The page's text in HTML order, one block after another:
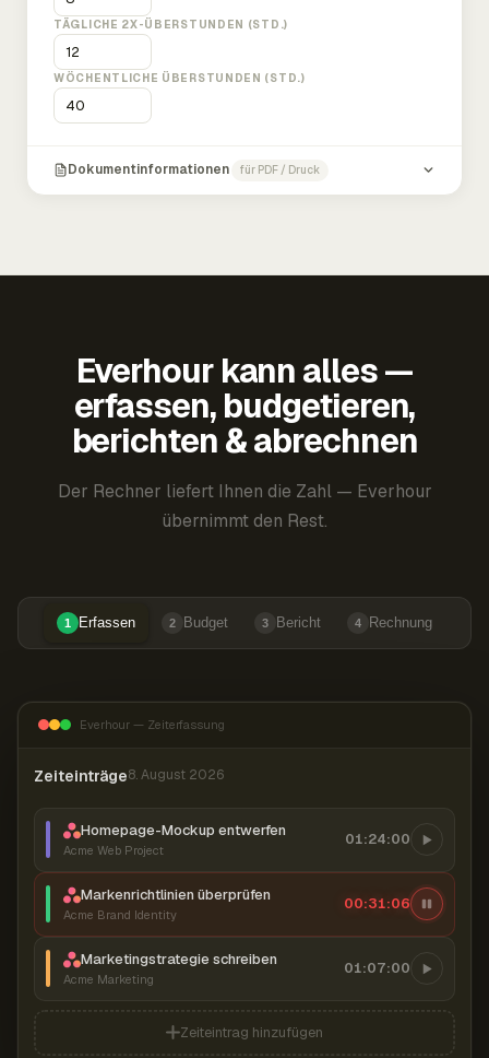
TÄGLICHE 2X-ÜBERSTUNDEN (STD.)
WÖCHENTLICHE ÜBERSTUNDEN (STD.)
Dokumentinformationen für PDF / Druck
Everhour kann alles —
erfassen, budgetieren,
berichten & abrechnen
Der Rechner liefert Ihnen die Zahl — Everhour
übernimmt den Rest.
1 Erfassen 2 Budget 3 Bericht 4 Rechnung
Everhour — Zeiterfassung
Zeiteinträge8. August 2026
Homepage-Mockup entwerfen
Acme Web Project
01:24:00
Markenrichtlinien überprüfen
Acme Brand Identity
00:31:07
Marketingstrategie schreiben
Acme Marketing
01:07:00
Zeiteintrag hinzufügen